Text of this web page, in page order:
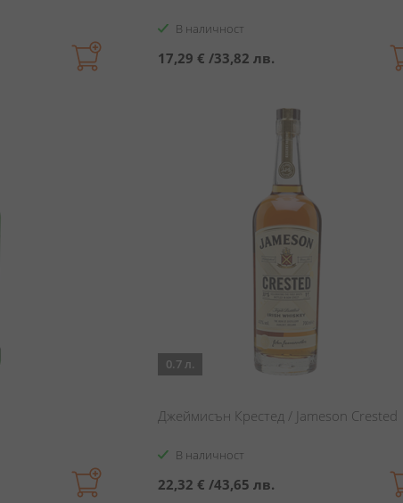
В наличност
17,29 € /33,82 лв.
0.7 л.
Джеймисън Крестед / Jameson Crested
В наличност
22,32 € /43,65 лв.